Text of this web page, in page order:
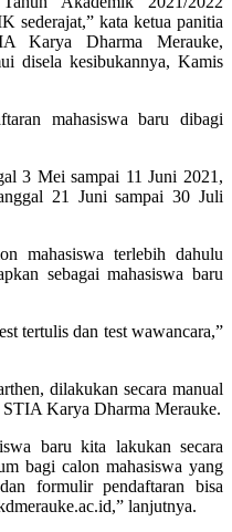
sederajat,” kata ketua panitia
Karya Dharma Merauke,
disela kesibukannya, Kamis
mahasiswa baru dibagi
3 Mei sampai 11 Juni 2021,
21 Juni sampai 30 Juli
mahasiswa terlebih dahulu
sebagai mahasiswa baru
tertulis dan test wawancara,”
dilakukan secara manual
STIA Karya Dharma Merauke.
baru kita lakukan secara
bagi calon mahasiswa yang
formulir pendaftaran bisa
lanjutnya.